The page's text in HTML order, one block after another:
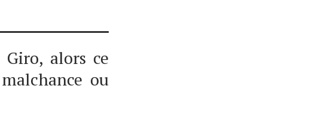
Giro, alors ce
ou